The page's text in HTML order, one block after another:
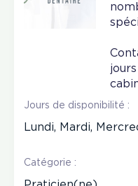
Jours de disponibilité :
Lundi, Mardi,
Catégorie :